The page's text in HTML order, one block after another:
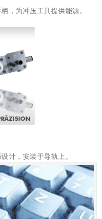
，为冲压工具提供能源。
计，安装于导轨上。